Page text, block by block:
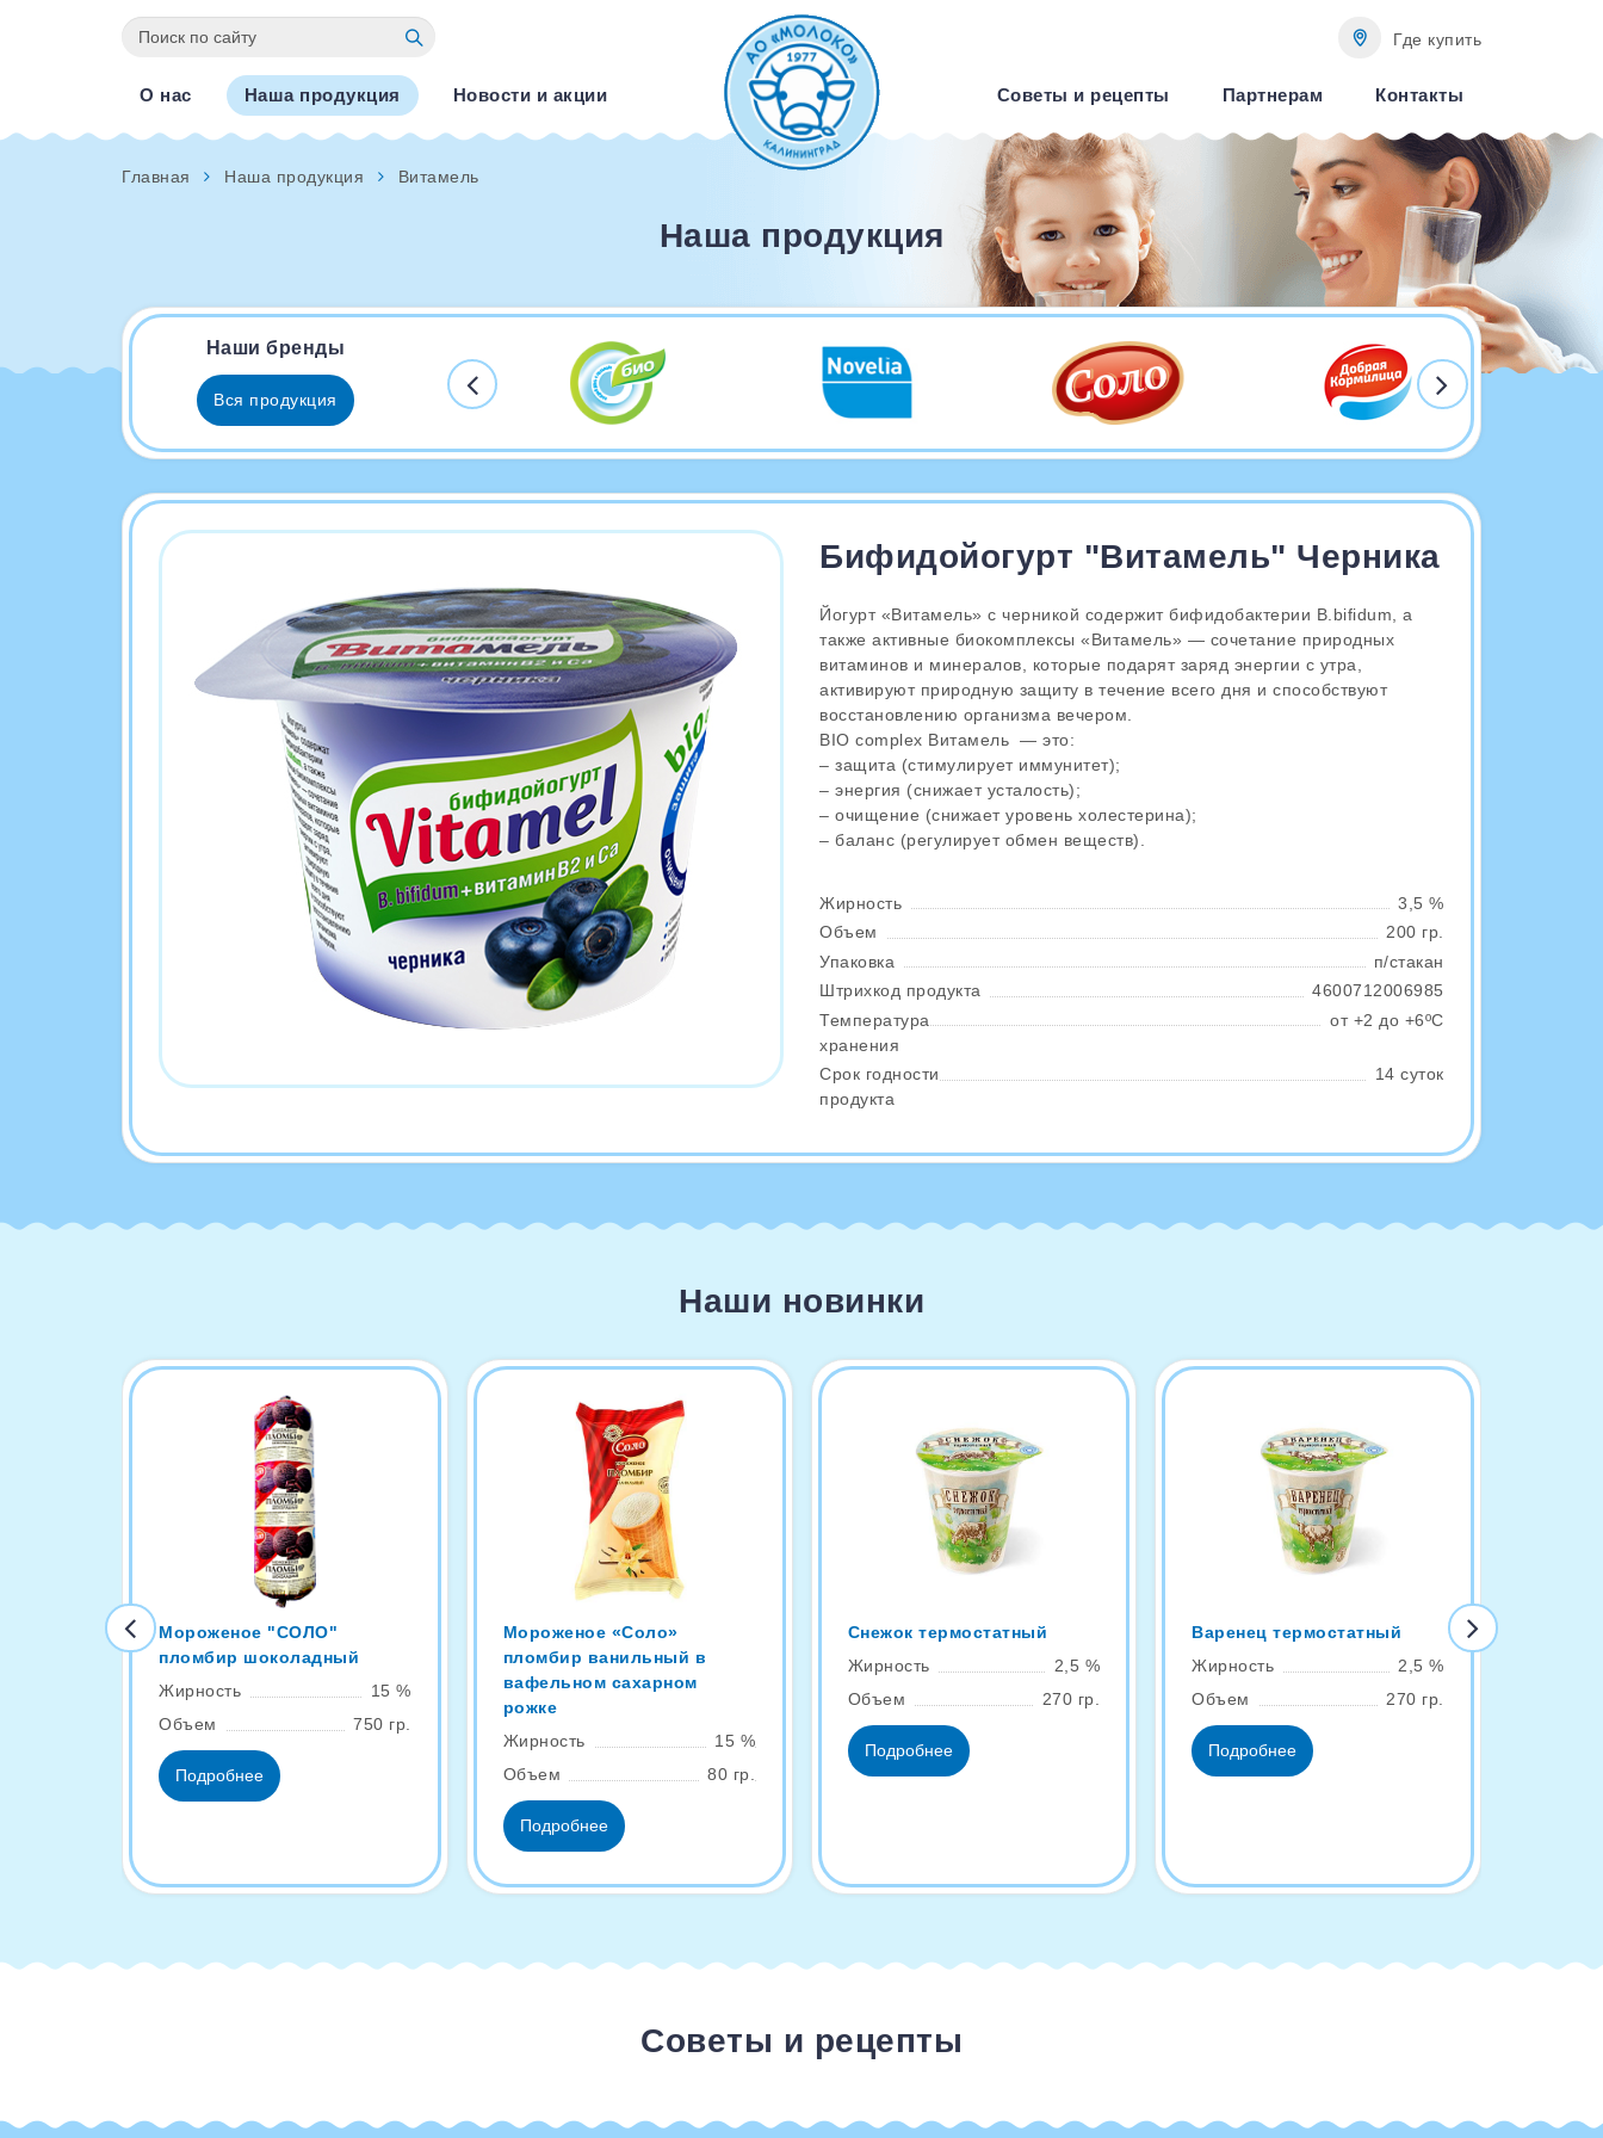
Где купить
О нас Наша продукция Новости и акции Контакты
Партнерам
Советы и рецепты
Главная Наша продукция Витамель
Наша продукция
Наши бренды
Вся продукция
Бифидойогурт "Витамель" Черника
Йогурт «Витамель» с черникой содержит бифидобактерии B.bifidum, а
также активные биокомплексы «Витамель» — сочетание природных
витаминов и минералов, которые подарят заряд энергии с утра,
активируют природную защиту в течение всего дня и способствуют
восстановлению организма вечером.
BIO complex Витамель — это:
– защита (стимулирует иммунитет);
– энергия (снижает усталость);
– очищение (снижает уровень холестерина);
– баланс (регулирует обмен веществ).
Жирность
3,5 %
Объем
200 гр.
Упаковка
п/стакан
Штрихкод продукта
4600712006985
Температура
хранения
от +2 до +6ºС
Срок годности
продукта
14 суток
Наши новинки
Мороженое "СОЛО"
пломбир шоколадный
Жирность
15 %
Объем
750 гр.
Подробнее
Мороженое «Соло»
пломбир ванильный в
вафельном сахарном
рожке
Жирность
15 %
Объем
80 гр.
Подробнее
Снежок термостатный
Жирность
2,5 %
Объем
270 гр.
Подробнее
Варенец термостатный
Жирность
2,5 %
Объем
270 гр.
Подробнее
Советы и рецепты